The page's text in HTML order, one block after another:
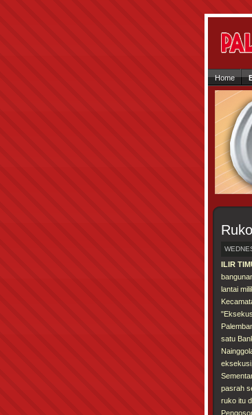
Home
ILIR
lantai
satu
pasrah
ruko itu